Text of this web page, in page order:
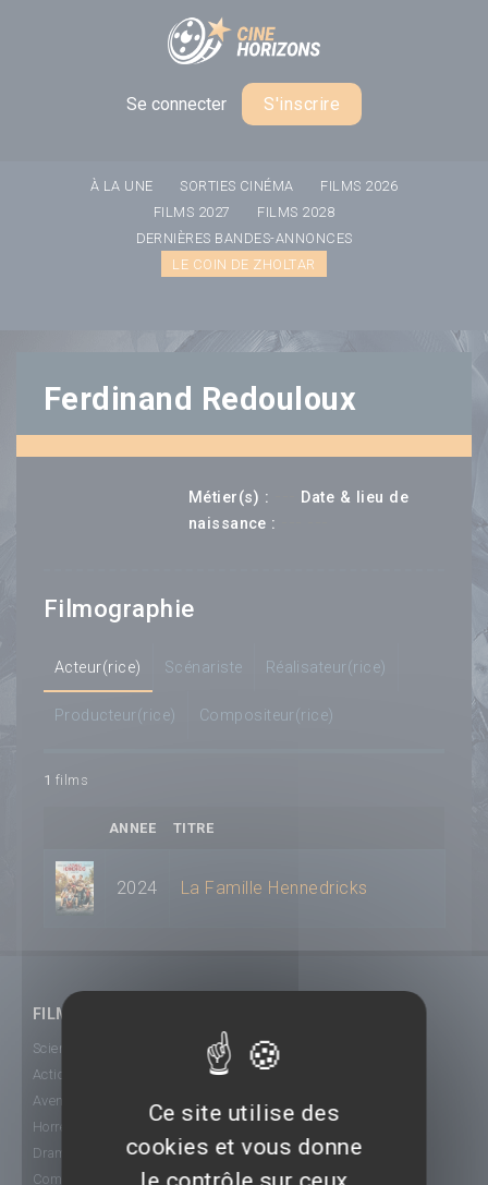
Se connecter S'inscrire
À LA UNE SORTIES CINÉMA
FILMS 2026
FILMS 2027
FILMS 2028
DERNIÈRES BANDES-ANNONCES
LE COIN DE ZHOLTAR
Ferdinand Redouloux
Métier(s) :
Date & lieu de
naissance :
Filmographie
Acteur(rice) Scénariste Réalisateur(rice)
Producteur(rice) Compositeur(rice)
1 films
ANNEE TITRE
2024 La Famille Hennedricks
FILMS
Science-Fiction
Action
Aventure
Horreur
Drame
Comédie
Panneau de gestion des cookies
Ce site utilise des
cookies et vous donne